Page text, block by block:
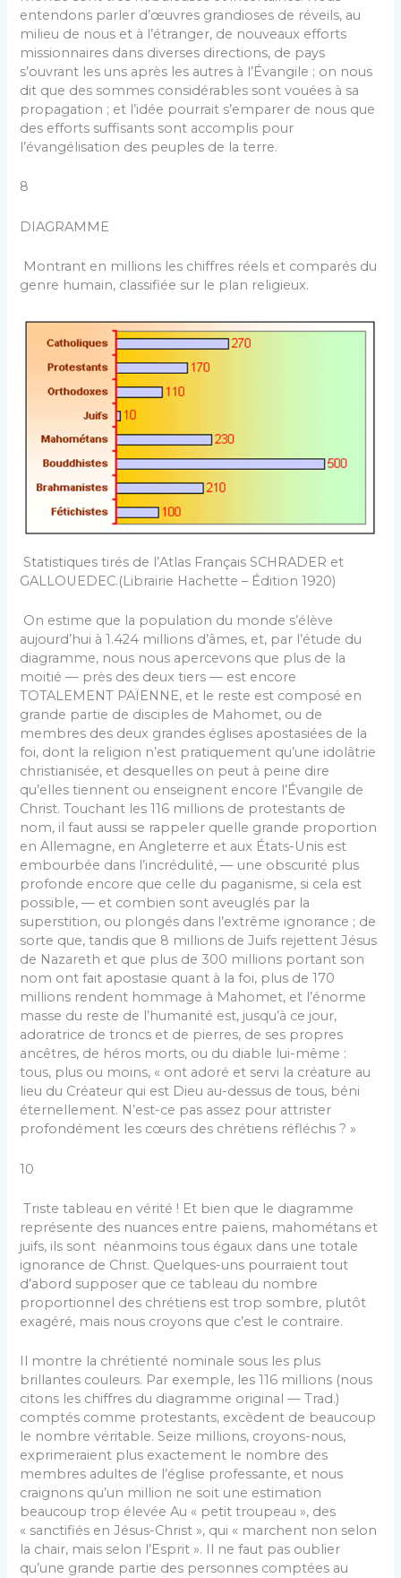
entendons parler d’œuvres grandioses de réveils, au
milieu de nous et à l’étranger, de nouveaux efforts
missionnaires dans diverses directions, de pays
s’ouvrant les uns après les autres à l’Évangile ; on nous
dit que des sommes considérables sont vouées à sa
propagation ; et l’idée pourrait s’emparer de nous que
des efforts suffisants sont accomplis pour
l’évangélisation des peuples de la terre.
8
DIAGRAMME
Montrant en millions les chiffres réels et comparés du
genre humain, classifiée sur le plan religieux.
Statistiques tirés de l’Atlas Français SCHRADER et
GALLOUEDEC.(Librairie Hachette – Édition 1920)
On estime que la population du monde s’élève
aujourd’hui à 1.424 millions d’âmes, et, par l’étude du
diagramme, nous nous apercevons que plus de la
moitié — près des deux tiers — est encore
TOTALEMENT PAÏENNE, et le reste est composé en
grande partie de disciples de Mahomet, ou de
membres des deux grandes églises apostasiées de la
foi, dont la religion n’est pratiquement qu’une idolâtrie
christianisée, et desquelles on peut à peine dire
qu’elles tiennent ou enseignent encore l’Évangile de
Christ. Touchant les 116 millions de protestants de
nom, il faut aussi se rappeler quelle grande proportion
en Allemagne, en Angleterre et aux États-Unis est
embourbée dans l’incrédulité, — une obscurité plus
profonde encore que celle du paganisme, si cela est
possible, — et combien sont aveuglés par la
superstition, ou plongés dans l’extrême ignorance ; de
sorte que, tandis que 8 millions de Juifs rejettent Jésus
de Nazareth et que plus de 300 millions portant son
nom ont fait apostasie quant à la foi, plus de 170
millions rendent hommage à Mahomet, et l’énorme
masse du reste de l’humanité est, jusqu’à ce jour,
adoratrice de troncs et de pierres, de ses propres
ancêtres, de héros morts, ou du diable lui-même :
tous, plus ou moins, « ont adoré et servi la créature au
lieu du Créateur qui est Dieu au-dessus de tous, béni
éternellement. N’est-ce pas assez pour attrister
profondément les cœurs des chrétiens réfléchis ? »
10
Triste tableau en vérité ! Et bien que le diagramme
représente des nuances entre païens, mahométans et
juifs, ils sont néanmoins tous égaux dans une totale
ignorance de Christ. Quelques-uns pourraient tout
d’abord supposer que ce tableau du nombre
proportionnel des chrétiens est trop sombre, plutôt
exagéré, mais nous croyons que c’est le contraire.
Il montre la chrétienté nominale sous les plus
brillantes couleurs. Par exemple, les 116 millions (nous
citons les chiffres du diagramme original — Trad.)
comptés comme protestants, excèdent de beaucoup
le nombre véritable. Seize millions, croyons-nous,
exprimeraient plus exactement le nombre des
membres adultes de l’église professante, et nous
craignons qu’un million ne soit une estimation
beaucoup trop élevée Au « petit troupeau », des
« sanctifiés en Jésus-Christ », qui « marchent non selon
la chair, mais selon l’Esprit ». Il ne faut pas oublier
qu’une grande partie des personnes comptées au